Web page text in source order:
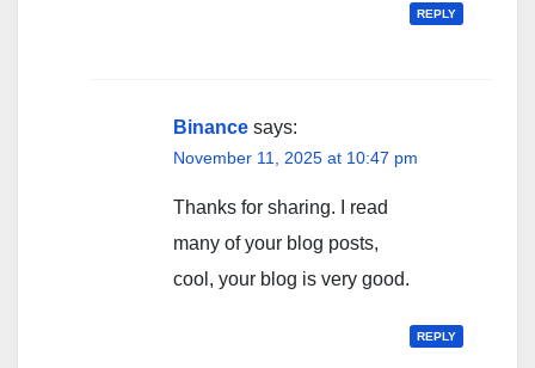
REPLY
Binance says:
November 11, 2025 at 10:47 pm
Thanks for sharing. I read
many of your blog posts,
cool, your blog is very good.
REPLY